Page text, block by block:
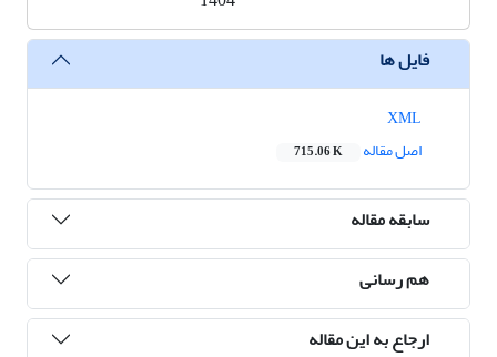
فایل ها
اصل مقاله
715.06 K
سابقه مقاله
هم رسانی
ارجاع به این مقاله